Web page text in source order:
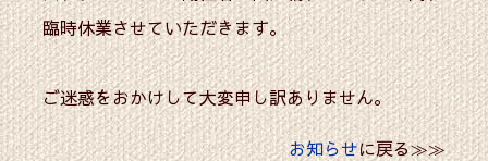
臨時休業させていただきます。
ご迷惑をおかけして大変申し訳ありません。
お知らせに戻る≫≫